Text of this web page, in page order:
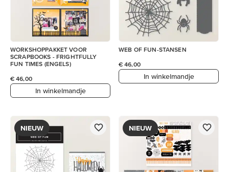
WORKSHOPPAKKET VOOR
SCRAPBOOKS - FRIGHTFULLY
FUN TIMES (ENGELS)
€ 46,00
In winkelmandje
WEB OF FUN-STANSEN
€ 46,00
In winkelmandje
NIEUW NIEUW